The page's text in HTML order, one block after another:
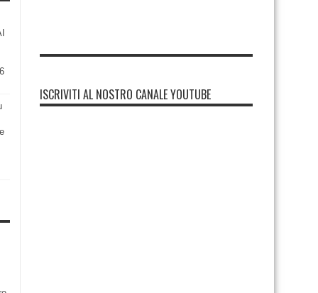
ISCRIVITI AL NOSTRO CANALE YOUTUBE